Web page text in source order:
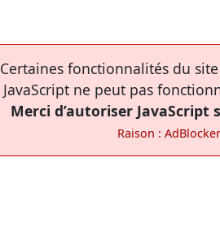
Certaines fonctionnalités du
JavaScript ne peut pas
Merci d’autoriser JavaScript
Raison : AdBlocker